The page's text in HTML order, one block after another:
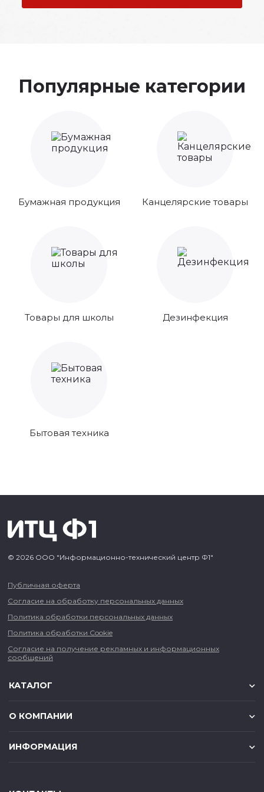
Популярные категории
Бумажная продукция Канцелярские товары
Товары для школы Дезинфекция
Бытовая техника
© 2026 ООО "Информационно-технический центр Ф1"
Публичная оферта
Согласие на обработку персональных данных
Политика обработки персональных данных
Политика обработки Cookie
Согласие на получение рекламных и информационных
сообщений
КАТАЛОГ
О КОМПАНИИ
ИНФОРМАЦИЯ